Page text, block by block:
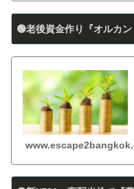
🟢老後資金作り『オルカン